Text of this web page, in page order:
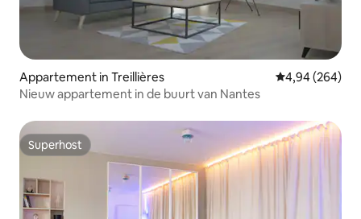
Appartement in Treillières Gemiddelde
4,94 (264)
Nieuw appartement in de buurt van Nantes
Superhost
Superhost